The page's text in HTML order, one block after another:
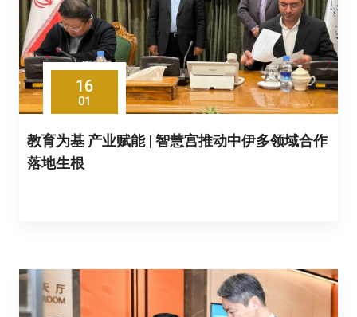
16
01
教育为基 产业赋能 | 智慧宫推动中伊多领域合作
落地生根